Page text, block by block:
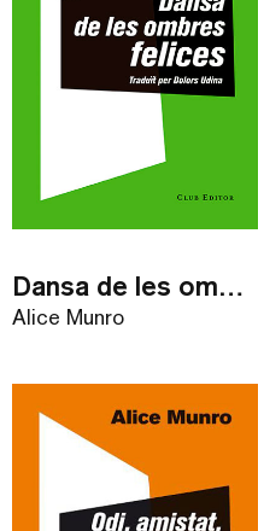
Dansa de les ombres felices
Alice Munro